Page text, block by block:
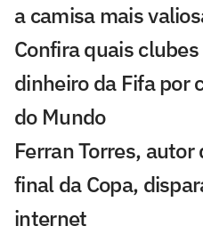
a camisa mais
Confira quais
dinheiro da Fifa por
do Mundo
Ferran Torres,
final da Copa,
internet